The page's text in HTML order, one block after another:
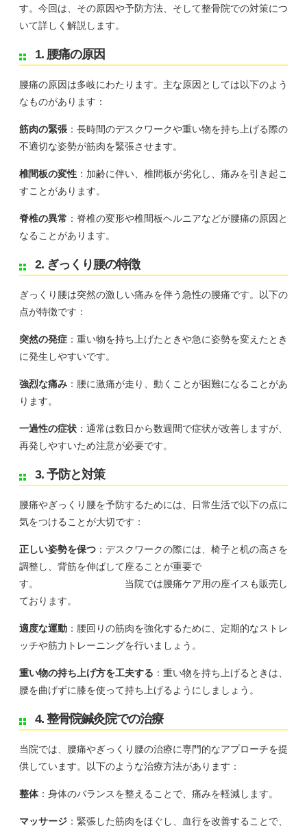
す。今回は、その原因や予防方法、そして整骨院での対策につ
いて詳しく解説します。
1. 腰痛の原因
腰痛の原因は多岐にわたります。主な原因としては以下のよう
なものがあります：
筋肉の緊張：長時間のデスクワークや重い物を持ち上げる際の
不適切な姿勢が筋肉を緊張させます。
椎間板の変性：加齢に伴い、椎間板が劣化し、痛みを引き起こ
すことがあります。
脊椎の異常 ：脊椎の変形や椎間板ヘルニアなどが腰痛の原因と
なることがあります。
2. ぎっくり腰の特徴
ぎっくり腰は突然の激しい痛みを伴う急性の腰痛です。以下の
点が特徴です：
突然の発症：重い物を持ち上げたときや急に姿勢を変えたとき
に発生しやすいです。
強烈な痛み：腰に激痛が走り、動くことが困難になることがあ
ります。
一過性の症状：通常は数日から数週間で症状が改善しますが、
再発しやすいため注意が必要です。
3. 予防と対策
腰痛やぎっくり腰を予防するためには、日常生活で以下の点に
気をつけることが大切です：
正しい姿勢を保つ：デスクワークの際には、椅子と机の高さを
調整し、背筋を伸ばして座ることが重要で
す。 当院では腰痛ケア用の座イスも販売し
ております。
適度な運動：腰回りの筋肉を強化するために、定期的なストレ
ッチや筋力トレーニングを行いましょう。
重い物の持ち上げ方を工夫する ：重い物を持ち上げるときは、
腰を曲げずに膝を使って持ち上げるようにしましょう。
4. 整骨院鍼灸院での治療
当院では、腰痛やぎっくり腰の治療に専門的なアプローチを提
供しています。以下のような治療方法があります：
整体：身体のバランスを整えることで、痛みを軽減します。
マッサージ：緊張した筋肉をほぐし、血行を改善することで、